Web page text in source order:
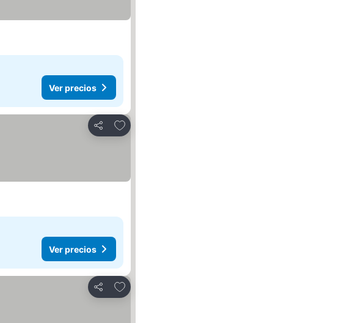
Ver precios
Compartir
Añadir a favoritos
Ver precios
Compartir
Añadir a favoritos